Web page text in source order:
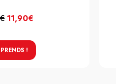
11,90€
!